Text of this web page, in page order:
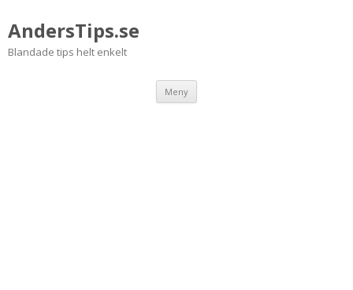
AndersTips.se
Blandade tips helt enkelt
Meny